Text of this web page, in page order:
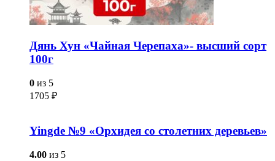
Дянь Хун «Чайная Черепаха»- высший сорт
100г
0 из 5
1705 ₽
Yingde №9 «Орхидея со столетних деревьев»
4.00 из 5